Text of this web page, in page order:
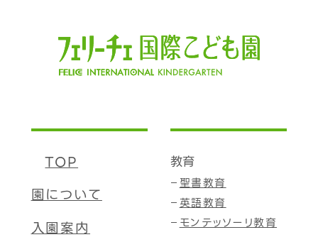
TOP
園について
入園案内
教育
聖書教育
英語教育
モンテッソーリ教育